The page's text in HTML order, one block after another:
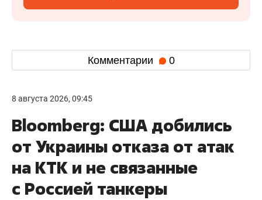
Комментарии 0
8 августа 2026, 09:45
Bloomberg: США добились
от Украины отказа от атак
на КТК и не связанные
с Россией танкеры